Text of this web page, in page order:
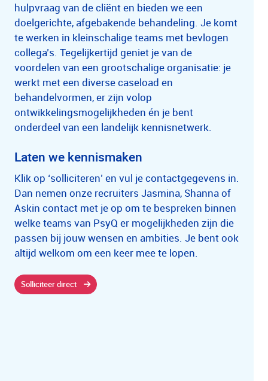
hulpvraag van de cliënt en bieden we een
doelgerichte, afgebakende behandeling. Je komt
te werken in kleinschalige teams met bevlogen
collega’s. Tegelijkertijd geniet je van de
voordelen van een grootschalige organisatie: je
werkt met een diverse caseload en
behandelvormen, er zijn volop
ontwikkelingsmogelijkheden én je bent
onderdeel van een landelijk kennisnetwerk.
Laten we kennismaken
Klik op ‘solliciteren’ en vul je contactgegevens in.
Dan nemen onze recruiters Jasmina, Shanna of
Askin contact met je op om te bespreken binnen
welke teams van PsyQ er mogelijkheden zijn die
passen bij jouw wensen en ambities. Je bent ook
altijd welkom om een keer mee te lopen.
Solliciteer direct